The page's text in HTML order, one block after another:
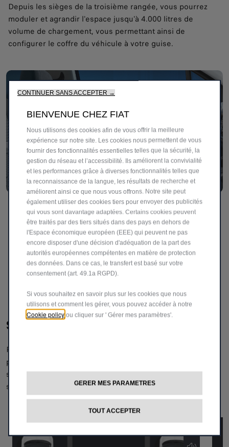
Depuis les sièges de la troisième rangée, vous pourrez
moduler et agrandir l'espace jusqu'à 4.000 litres de
volume de chargement, vous permettant ainsi de
configurer le coffre du véhicule à votre guise.
Confort absolu
Conduisez dans un confort absolu. Les sièges avant
peuvent être chauffés, ce qui rend votre voyage encore
plus agréable.
Sécurité
Roulez en toute sécurité, vous prendrez encore plus de
plaisir ! Le nouveau E-Doblò est équipé de 17 systèmes de
sécurité passifs et actifs qui vous aideront à être plus en
sécurité sur la route.
CONTINUER SANS ACCEPTER →
BIENVENUE CHEZ FIAT
Nous utilisons des cookies afin de vous offrir la meilleure
expérience sur notre site. Les cookies nous permettent de vous
fournir des fonctionnalités essentielles telles que la sécurité, la
gestion du réseau et l’accessibilité. Ils améliorent la convivialité
et les performances grâce à diverses fonctionnalités telles que
la reconnaissance de la langue, les résultats de recherche et
améliorent ainsi ce que nous vous offrons. Notre site peut
également utiliser des cookies tiers pour envoyer des publicités
qui vous sont davantage adaptées. Certains cookies peuvent
être traités par des tiers situés dans des pays en dehors de
l'Espace économique européen (EEE) qui peuvent ne pas
encore disposer d'une décision d'adéquation de la part des
autorités européennes compétentes en matière de protection
des données. Dans ce cas, le transfert est basé sur votre
consentement (art. 49.1a RGPD).
Si vous souhaitez en savoir plus sur les cookies que nous
utilisons et comment les gérer, vous pouvez accéder à notre
Cookie policy ou cliquer sur ' Gérer mes paramètres'.
GERER MES PARAMETRES
TOUT ACCEPTER